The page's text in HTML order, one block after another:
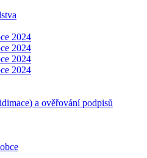
2024
2024
2024
2024
a ověřování podpisů